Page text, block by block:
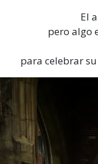
El
pero algo
para celebrar